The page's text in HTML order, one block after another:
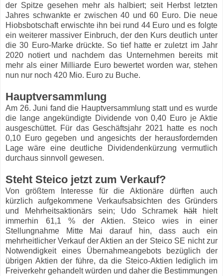
der Spitze gesehen mehr als halbiert; seit Herbst letzten
Jahres schwankte er zwischen 40 und 60 Euro. Die neue
Hiobsbotschaft erwischte ihn bei rund 44 Euro und es folgte
ein weiterer massiver Einbruch, der den Kurs deutlich unter
die 30 Euro-Marke drückte. So tief hatte er zuletzt im Jahr
2020 notiert und nachdem das Unternehmen bereits mit
mehr als einer Milliarde Euro bewertet worden war, stehen
nun nur noch 420 Mio. Euro zu Buche.
Hauptversammlung
Am 26. Juni fand die Hauptversammlung statt und es wurde
die lange angekündigte Dividende von 0,40 Euro je Aktie
ausgeschüttet. Für das Geschäftsjahr 2021 hatte es noch
0,10 Euro gegeben und angesichts der herausfordernden
Lage wäre eine deutliche Dividendenkürzung vermutlich
durchaus sinnvoll gewesen.
Steht Steico jetzt zum Verkauf?
Von größtem Interesse für die Aktionäre dürften auch
kürzlich aufgekommene Verkaufsabsichten des Gründers
und Mehrheitsaktionärs sein; Udo Schramek hälthielt
immerhin 61,1 % der Aktien. Steico wies in einer
Stellungnahme Mitte Mai darauf hin, dass auch ein
mehrheitlicher Verkauf der Aktien an der Steico SE nicht zur
Notwendigkeit eines Übernahmeangebots bezüglich der
übrigen Aktien der führe, da die Steico-Aktien lediglich im
Freiverkehr gehandelt würden und daher die Bestimmungen